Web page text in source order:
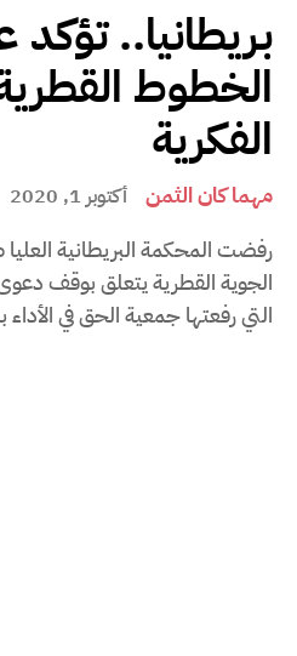
بريطانيا..
الخطوط
الفكرية
مهما كان الثمن أكتوبر 1, 2020
رفضت المحكمة البريطانية
الجوية القطرية يتعلق بوقف
التي رفعتها جمعية الحق في